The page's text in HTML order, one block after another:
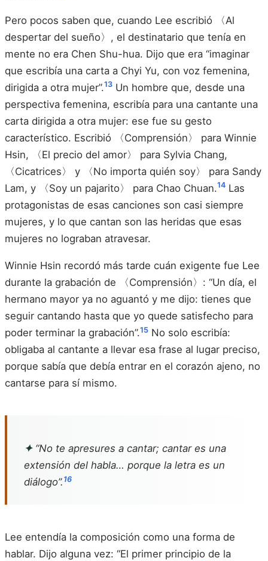
Pero pocos saben que, cuando Lee escribió 〈Al
despertar del sueño〉, el destinatario que tenía en
mente no era Chen Shu-hua. Dijo que era “imaginar
que escribía una carta a Chyi Yu, con voz femenina,
dirigida a otra mujer”.13 Un hombre que, desde una
perspectiva femenina, escribía para una cantante una
carta dirigida a otra mujer: ese fue su gesto
característico. Escribió 〈Comprensión〉 para Winnie
Hsin, 〈El precio del amor〉 para Sylvia Chang,
〈Cicatrices〉 y 〈No importa quién soy〉 para Sandy
Lam, y 〈Soy un pajarito〉 para Chao Chuan.14 Las
protagonistas de esas canciones son casi siempre
mujeres, y lo que cantan son las heridas que esas
mujeres no lograban atravesar.
Winnie Hsin recordó más tarde cuán exigente fue Lee
durante la grabación de 〈Comprensión〉: “Un día, el
hermano mayor ya no aguantó y me dijo: tienes que
seguir cantando hasta que yo quede satisfecho para
poder terminar la grabación”.15 No solo escribía:
obligaba al cantante a llevar esa frase al lugar preciso,
porque sabía que debía entrar en el corazón ajeno, no
cantarse para sí mismo.
✦“No te apresures a cantar; cantar es una
extensión del habla… porque la letra es un
diálogo”. 16
Lee entendía la composición como una forma de
hablar. Dijo alguna vez: “El primer principio de la